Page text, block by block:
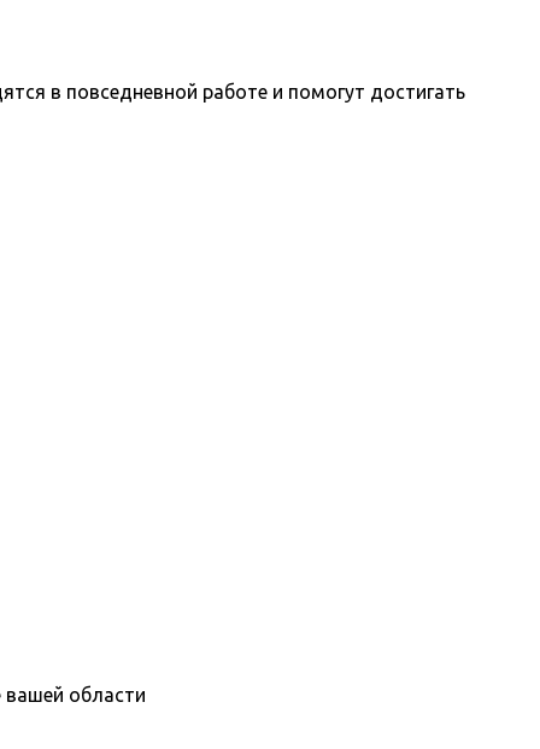
в повседневной работе и помогут достигать
вашей области